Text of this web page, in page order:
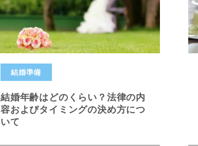
結婚準備
結婚年齢はどのくらい？法律の内
容およびタイミングの決め方につ
いて